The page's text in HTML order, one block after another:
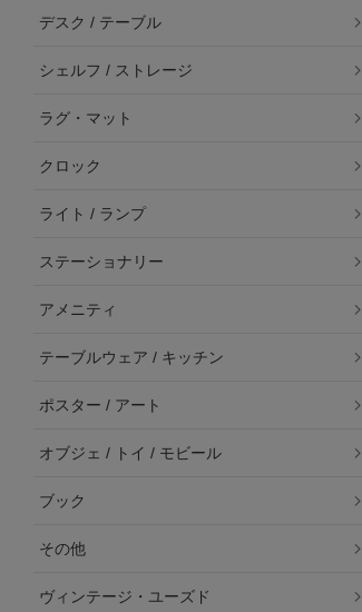
デスク / テーブル
シェルフ / ストレージ
ラグ・マット
クロック
ライト / ランプ
ステーショナリー
アメニティ
テーブルウェア / キッチン
ポスター / アート
オブジェ / トイ / モビール
ブック
その他
ヴィンテージ・ユーズド